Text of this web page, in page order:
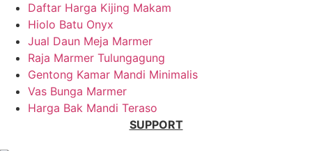
Daftar Harga Kijing Makam
Hiolo Batu Onyx
Jual Daun Meja Marmer
Raja Marmer Tulungagung
Gentong Kamar Mandi Minimalis
Vas Bunga Marmer
Harga Bak Mandi Teraso
SUPPORT